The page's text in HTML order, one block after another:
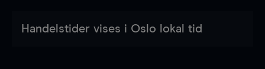
Handelstider vises i Oslo lokal tid